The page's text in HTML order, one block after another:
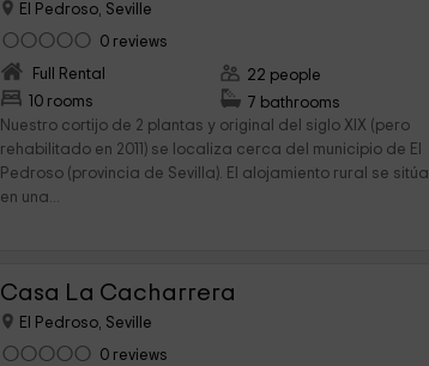
El Pedroso, Seville
0 reviews
Full Rental
10 rooms
22 people
7 bathrooms
Nuestro cortijo de 2 plantas y original del siglo XIX (pero
rehabilitado en 2011) se localiza cerca del municipio de El
Pedroso (provincia de Sevilla). El alojamiento rural se sitúa
en una...
Casa La Cacharrera
El Pedroso, Seville
0 reviews